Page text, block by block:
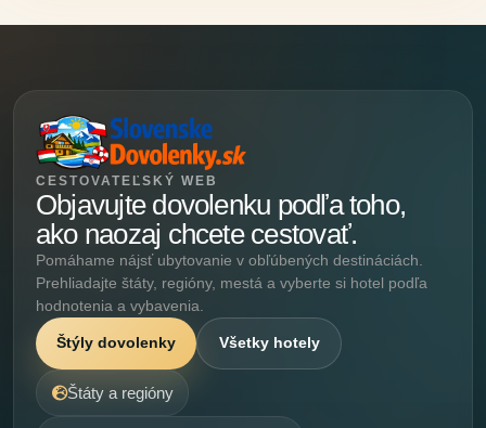
CESTOVATEĽSKÝ WEB
Objavujte dovolenku podľa toho,
ako naozaj chcete cestovať.
Pomáhame nájsť ubytovanie v obľúbených destináciách.
Prehliadajte štáty, regióny, mestá a vyberte si hotel podľa
hodnotenia a vybavenia.
Štýly dovolenky Všetky hotely
Štáty a regióny